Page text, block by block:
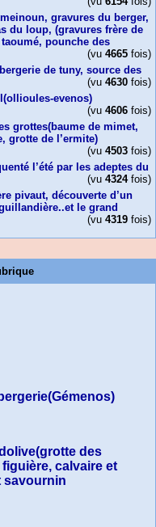
gravures du berger,
du loup, (gravures frère de
pounche des
(vu 4665 fois)
de tuny, source des
(vu 4630 fois)
evenos)
(vu 4606 fois)
grottes(baume de mimet,
grotte de l’ermite)
(vu 4503 fois)
l’été par les adeptes du
(vu 4324fois)
pivaut, découverte d’un
le grand
(vu 4319 fois)
des
calvaire et
savournin